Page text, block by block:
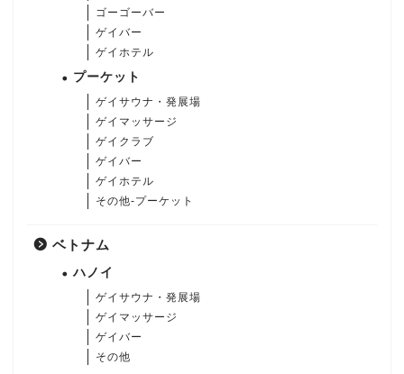
ゴーゴーバー
ゲイバー
ゲイホテル
プーケット
ゲイサウナ・発展場
ゲイマッサージ
ゲイクラブ
ゲイバー
ゲイホテル
その他-プーケット
ベトナム
ハノイ
ゲイサウナ・発展場
ゲイマッサージ
ゲイバー
その他